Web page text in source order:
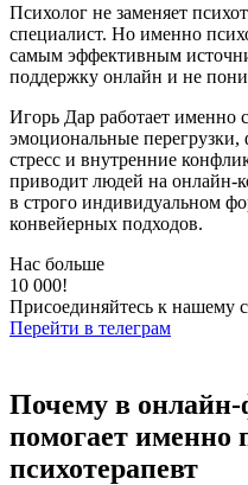
Психолог не заменяет
специалист. Но именно
самым эффективным
поддержку онлайн и не
Игорь Дар работает именно
эмоциональные
стресс и внутренние
приводит людей на онлайн-
в строго индивидуальном
конвейерных подходов.
Нас больше
10 000!
Присоединяйтесь к нашему
Перейти в телеграм
Почему в
помогает именно
психотерапевт